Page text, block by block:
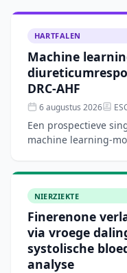
HARTFALEN
Machine
DRC-AHF
6 augustus 2026
Een prospectieve
machine learning-
nauwkeur
NIERZIEKTE
Finerenone
via vroege
systolische
analyse